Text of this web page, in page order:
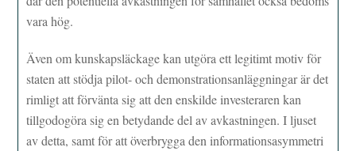
vara hög.
Även om kunskapsläckage kan utgöra ett legitimt motiv för
staten att stödja pilot- och demonstrationsanläggningar är det
rimligt att förvänta sig att den enskilde investeraren kan
tillgodogöra sig en betydande del av avkastningen. I ljuset
av detta, samt för att överbrygga den informationsasymmetri